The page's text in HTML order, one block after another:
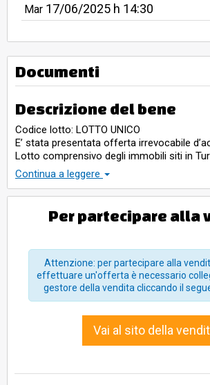
Mar 17/06/2025 h 14:30
Documenti
Descrizione del bene
Codice lotto: LOTTO UNICO
E’ stata presentata offerta irrevocabile
Lotto comprensivo degli immobili siti in
(RM) di Euro 6.020.000,00.
Con facoltà di applicazione degli artt. 508,
relazione all’art. 214 co 8 CCII, a
delle prededuzioni relative agli immobili
comunque allo stato fissato nell’importo di
Roma (RM).
Immobile sito in Turate (CO) Via Isonzo n.
perizia come lotto 1).
Composto da: Bene 1: cabina elettrica.
custode. Bene 3: Unità Produttiva. Bene 4:
area urbana. Bene 6: Appartamento.
Stato di possesso lotto 1: libero.
Continua a leggere
Per partecipare alla
Attenzione: per partecipare alla
effettuare un'offerta è necessario
gestore della vendita cliccando il
Vai al sito della